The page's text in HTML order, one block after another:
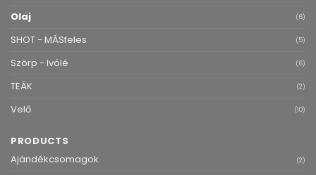
Olaj (6)
SHOT - MÁSfeles (5)
Szörp - Ivólé (6)
TEÁK (2)
Velő (10)
PRODUCTS
Ajándékcsomagok
(2)